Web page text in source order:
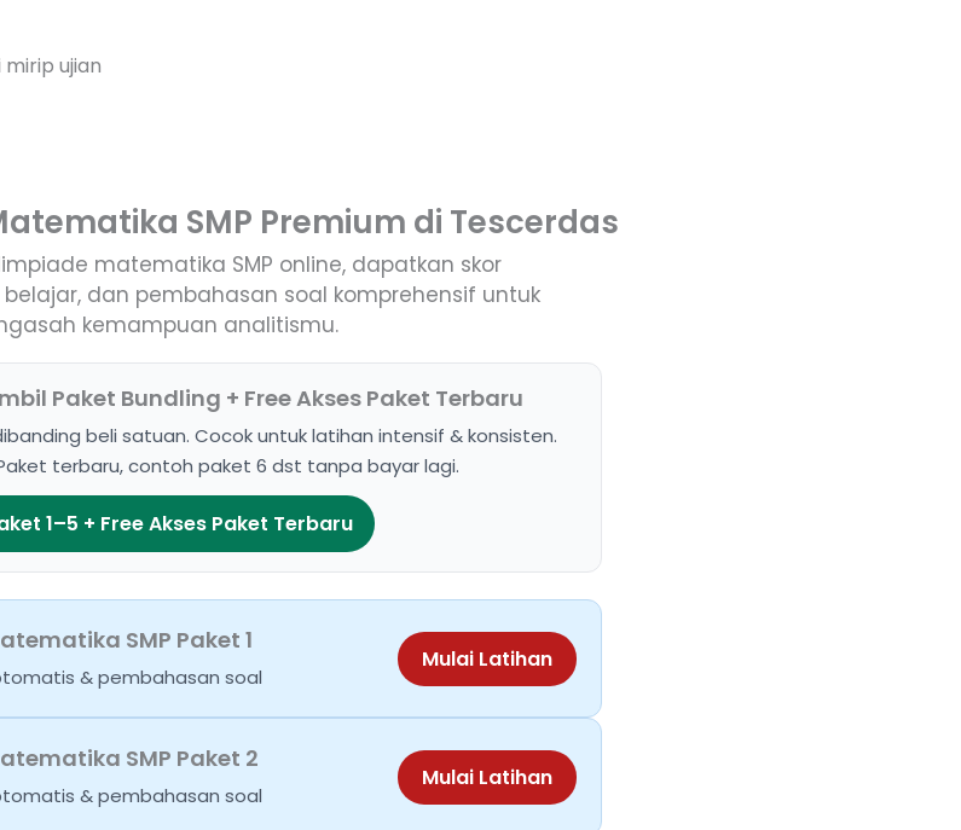
mirip ujian
SMP Premium di Tescerdas
matematika SMP online, dapatkan skor
dan pembahasan soal komprehensif untuk
kemampuan analitismu.
Paket Bundling + Free Akses Paket Terbaru
beli satuan. Cocok untuk latihan intensif & konsisten.
terbaru, contoh paket 6 dst tanpa bayar lagi.
1–5 + Free Akses Paket Terbaru
SMP Paket 1
& pembahasan soal
Mulai Latihan
SMP Paket 2
& pembahasan soal
Mulai Latihan